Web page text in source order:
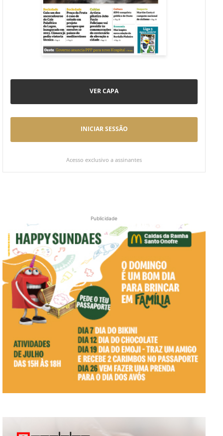
VER CAPA
INICIAR SESSÃO
Acesso exclusivo a assinantes
Publicidade